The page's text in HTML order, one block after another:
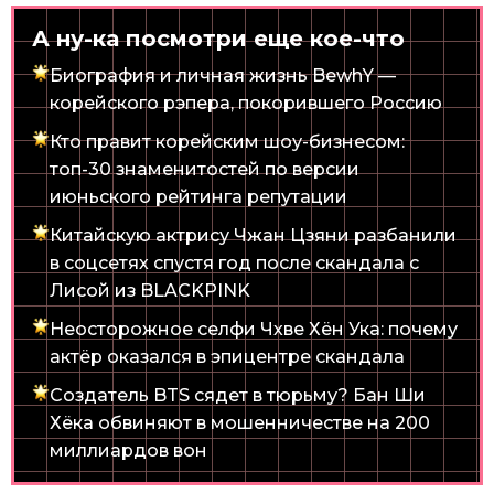
А ну-ка посмотри еще кое-что
Биография и личная жизнь BewhY —
корейского рэпера, покорившего Россию
Кто правит корейским шоу-бизнесом:
топ-30 знаменитостей по версии
июньского рейтинга репутации
Китайскую актрису Чжан Цзяни разбанили
в соцсетях спустя год после скандала с
Лисой из BLACKPINK
Неосторожное селфи Чхве Хён Ука: почему
актёр оказался в эпицентре скандала
Создатель BTS сядет в тюрьму? Бан Ши
Хёка обвиняют в мошенничестве на 200
миллиардов вон